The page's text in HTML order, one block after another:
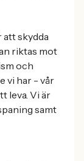
skydda
riktas mot
och
vi har - vår
leva. Vi är
samt